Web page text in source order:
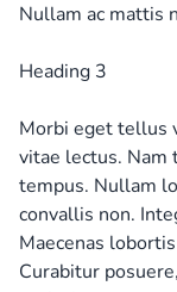
Nullam ac mattis
Heading 3
Morbi eget tellus
vitae lectus. Nam
tempus. Nullam
convallis non.
Maecenas
Curabitur